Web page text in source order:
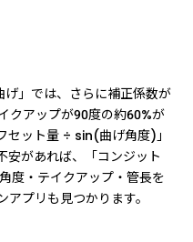
」では、さらに補正係数が
クアップが90度の約60%が
セット量 ÷ sin(曲げ角度)」
安があれば、「コンジット
度・テイクアップ・管長を
プリも見つかります。